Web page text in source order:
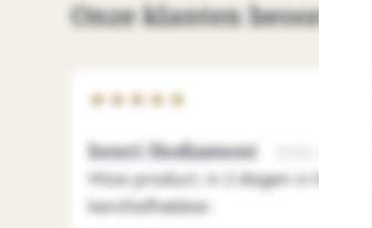
Onze klanten
★ ★ ★ ★ ★
henri Hodiamont
Mooi product, in 2 dagen in huis.
kerstliefhebber.